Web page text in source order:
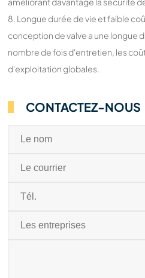
8. Longue durée de vie et faible
conception de valve a une longue
nombre de fois d'entretien, les
d'exploitation globales.
CONTACTEZ-NOUS